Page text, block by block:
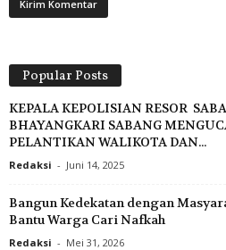
Popular Posts
KEPALA KEPOLISIAN RESOR
BHAYANGKARI SABANG
PELANTIKAN WALIKOTA DAN...
Redaksi - Juni 14, 2025
Bangun Kedekatan dengan
Bantu Warga Cari Nafkah
Redaksi - Mei 31, 2026